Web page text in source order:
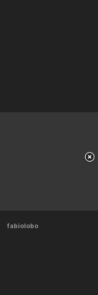
fabiolobo